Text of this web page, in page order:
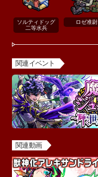
ソルティドッグ
二等水兵
ロゼ准尉
関連イベント
関連動画